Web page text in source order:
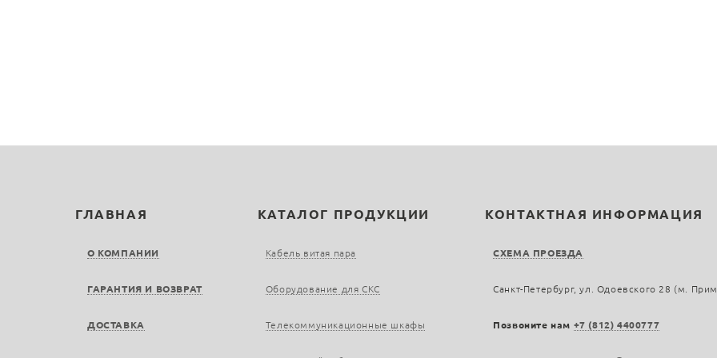
ГЛАВНАЯ
О КОМПАНИИ
ГАРАНТИЯ И ВОЗВРАТ
ДОСТАВКА
КАТАЛОГ ПРОДУКЦИИ
Кабель витая пара
Оборудование для СКС
Телекоммуникационные шкафы
КОНТАКТНАЯ ИНФОРМАЦИЯ
СХЕМА ПРОЕЗДА
Санкт-Петербург, ул. Одоевского 28 (м.
Позвоните нам +7 (812) 4400777